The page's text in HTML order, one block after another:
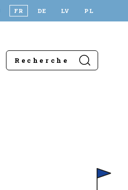
FR DE LV PL